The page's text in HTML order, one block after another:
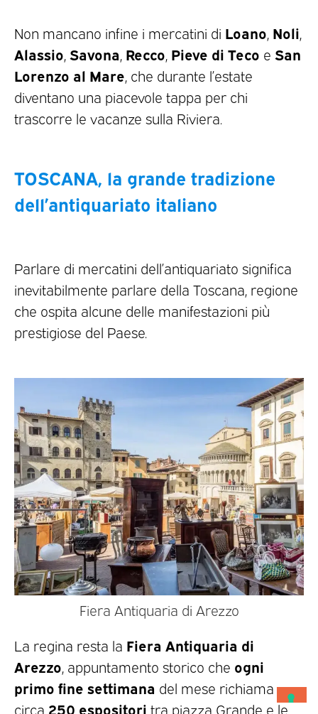
Non mancano infine i mercatini di Loano Noli
Alassio Savona Recco Pieve di Teco e San
Lorenzo al Mare , che durante l’estate
diventano una piacevole tappa per chi
trascorre le vacanze sulla Riviera.
TOSCANA, la grande tradizione
dell’antiquariato italiano
Parlare di mercatini dell’antiquariato significa
inevitabilmente parlare della Toscana, regione
che ospita alcune delle manifestazioni più
prestigiose del Paese.
Fiera Antiquaria di Arezzo
La regina resta la Fiera Antiquaria di
Arezzo , appuntamento storico che ogni
primo fine settimana del mese richiama
circa 250 espositori tra piazza Grande e le